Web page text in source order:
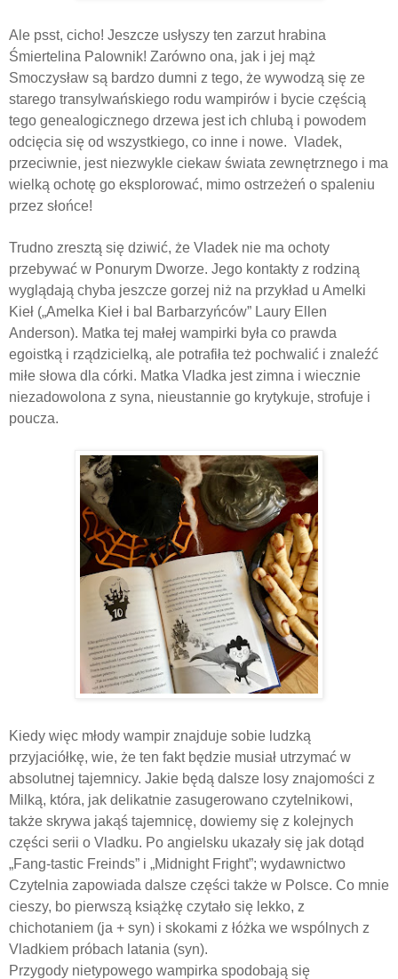
Ale psst, cicho! Jeszcze usłyszy ten zarzut hrabina
Śmiertelina Palownik! Zarówno ona, jak i jej mąż
Smoczysław są bardzo dumni z tego, że wywodzą się ze
starego transylwańskiego rodu wampirów i bycie częścią
tego genealogicznego drzewa jest ich chlubą i powodem
odcięcia się od wszystkiego, co inne i nowe. Vladek,
przeciwnie, jest niezwykle ciekaw świata zewnętrznego i ma
wielką ochotę go eksplorować, mimo ostrzeżeń o spaleniu
przez słońce!
Trudno zresztą się dziwić, że Vladek nie ma ochoty
przebywać w Ponurym Dworze. Jego kontakty z rodziną
wyglądają chyba jeszcze gorzej niż na przykład u Amelki
Kieł („Amelka Kieł i bal Barbarzyńców” Laury Ellen
Anderson). Matka tej małej wampirki była co prawda
egoistką i rządzicielką, ale potrafiła też pochwalić i znaleźć
miłe słowa dla córki. Matka Vladka jest zimna i wiecznie
niezadowolona z syna, nieustannie go krytykuje, strofuje i
poucza.
Kiedy więc młody wampir znajduje sobie ludzką
przyjaciółkę, wie, że ten fakt będzie musiał utrzymać w
absolutnej tajemnicy. Jakie będą dalsze losy znajomości z
Milką, która, jak delikatnie zasugerowano czytelnikowi,
także skrywa jakąś tajemnicę, dowiemy się z kolejnych
części serii o Vladku. Po angielsku ukazały się jak dotąd
„Fang-tastic Freinds” i „Midnight Fright”; wydawnictwo
Czytelnia zapowiada dalsze części także w Polsce. Co mnie
cieszy, bo pierwszą książkę czytało się lekko, z
chichotaniem (ja + syn) i skokami z łóżka we wspólnych z
Vladkiem próbach latania (syn).
Przygody nietypowego wampirka spodobają się